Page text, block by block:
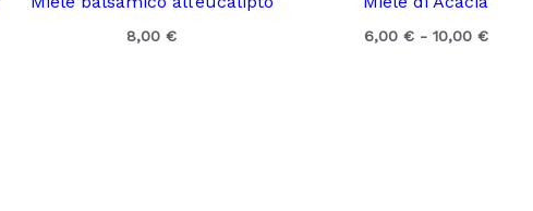
8,00€ 6,00 € - 10,00 €Fascia